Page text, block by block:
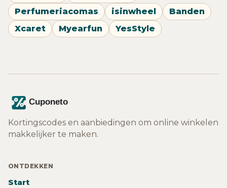
Perfumeriacomas
isinwheel
Banden
Xcaret
Myearfun YesStyle
Kortingscodes en aanbiedingen om online winkelen
makkelijker te maken.
ONTDEKKEN
Start